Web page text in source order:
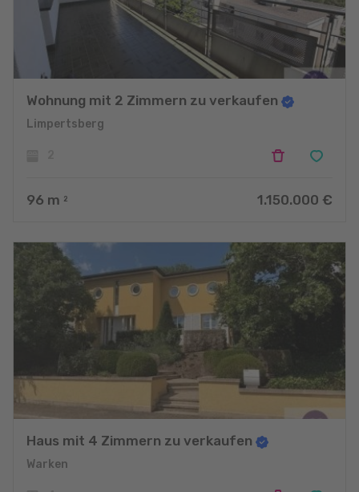
Wohnung mit 2 Zimmern zu verkaufen
Limpertsberg
96 m 2 1.150.000 €
Haus mit 4 Zimmern zu verkaufen
Warken